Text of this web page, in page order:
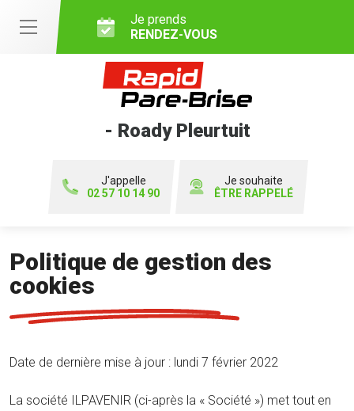
Je prends
RENDEZ-VOUS
- Roady Pleurtuit
J'appelle
02 57 10 14 90
Je souhaite
ÊTRE RAPPELÉ
Politique de gestion des
cookies
Date de dernière mise à jour : lundi 7 février 2022
La société ILPAVENIR (ci-après la « Société ») met tout en